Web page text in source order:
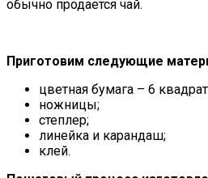
обычно продается чай.
Приготовим следующие
цветная бумага – 6
ножницы;
степлер;
линейка и карандаш;
клей.